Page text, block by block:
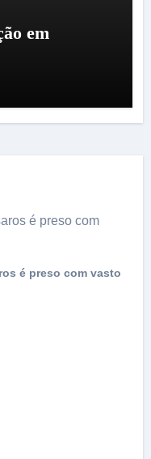
em
é preso com vasto